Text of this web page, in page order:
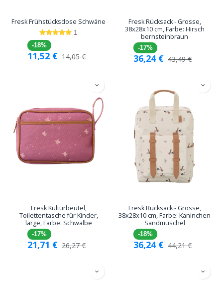
Fresk Frühstücksdose Schwäne
1
-18%
11,52 € 14,05€
Fresk Rücksack - Grosse,
38x28x10 cm, Farbe: Hirsch
bernsteinbraun
-17%
36,24 € 43,49€
Fresk Kulturbeutel,
Toilettentasche für Kinder,
large, Farbe: Schwalbe
-17%
21,71 € 26,27€
Fresk Rücksack - Grosse,
38x28x10 cm, Farbe: Kaninchen
Sandmuschel
-18%
36,24 € 44,21€